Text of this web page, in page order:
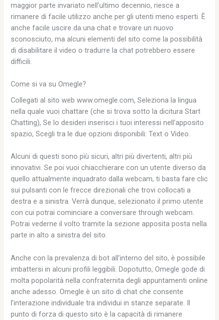
maggior parte invariato nell’ultimo decennio, riesce a
rimanere di facile utilizzo anche per gli utenti meno esperti. È
anche facile uscire da una chat e trovare un nuovo
sconosciuto, ma alcuni elementi del sito come la possibilità
di disabilitare il video o tradurre la chat potrebbero essere
difficili.
Come si va su Omegle?
Collegati al sito web www.omegle.com, Seleziona la lingua
nella quale vuoi chattare (che si trova sotto la dicitura Start
Chatting), Se lo desideri inserisci i tuoi interessi nell'apposito
spazio, Scegli tra le due opzioni disponibili: Text o Video.
Alcuni di questi sono più sicuri, altri più divertenti, altri più
innovativi. Se poi vuoi chiacchierare con un utente diverso da
quello attualmente inquadrato dalla webcam, ti basta fare clic
sui pulsanti con le frecce direzionali che trovi collocati a
destra e a sinistra. Verrà dunque, selezionato il primo utente
con cui potrai cominciare a conversare through webcam.
Potrai vederne il volto tramite la sezione apposita posta nella
parte in alto a sinistra del sito.
Anche con la prevalenza di bot all’interno del sito, è possibile
imbattersi in alcuni profili leggibili. Dopotutto, Omegle gode di
molta popolarità nella confraternita degli appuntamenti online
anche adesso. Omegle è un sito di chat che consente
l’interazione individuale tra individui in stanze separate. Il
punto di forza di questo sito è la capacità di rimanere